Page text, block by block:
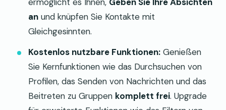
an und knüpfen Sie Kontakte mit
Gleichgesinnten.
Kostenlos nutzbare Funktionen: Genießen
Sie Kernfunktionen wie das Durchsuchen von
Profilen, das Senden von Nachrichten und das
Beitreten zu Gruppen komplett frei. Upgrade